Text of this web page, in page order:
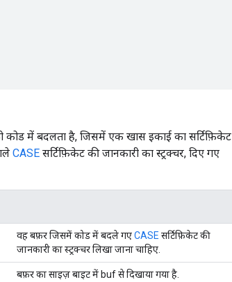
कोड में बदलता है, जिसमें एक खास इकाई का सर्टिफ़िकेट
CASE सर्टिफ़िकेट की जानकारी का स्ट्रक्चर, दिए गए
वह बफ़र जिसमें कोड में बदले गएCASE सर्टिफ़िकेट की
जानकारी का स्ट्रक्चर लिखा जाना चाहिए.
बफ़र का साइज़ बाइट में buf से दिखाया गया है.